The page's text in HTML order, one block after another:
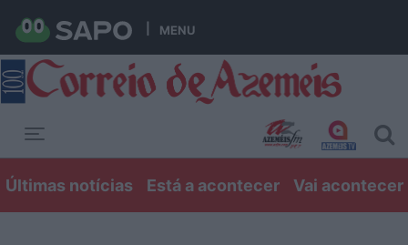
MENU
Últimas notícias Está a acontecer Vai acontecer